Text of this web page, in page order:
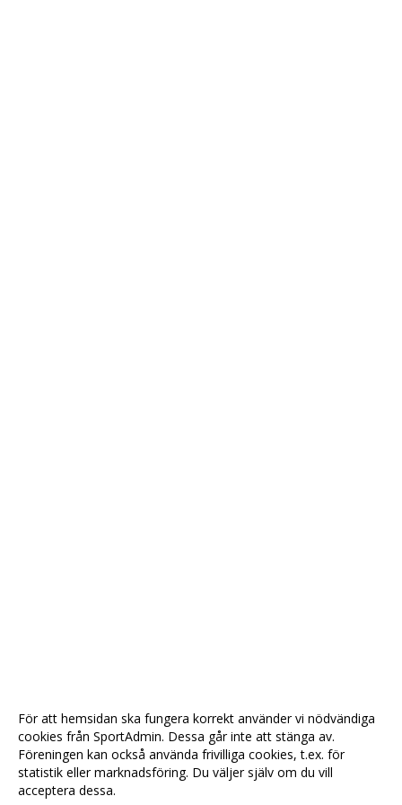
För att hemsidan ska fungera korrekt använder vi nödvändiga
cookies från SportAdmin. Dessa går inte att stänga av.
Föreningen kan också använda frivilliga cookies, t.ex. för
statistik eller marknadsföring. Du väljer själv om du vill
acceptera dessa.